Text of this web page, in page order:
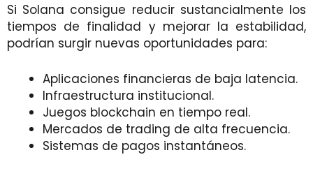
Si Solana consigue reducir sustancialmente los
tiempos de finalidad y mejorar la estabilidad,
podrían surgir nuevas oportunidades para:
Aplicaciones financieras de baja latencia.
Infraestructura institucional.
Juegos blockchain en tiempo real.
Mercados de trading de alta frecuencia.
Sistemas de pagos instantáneos.